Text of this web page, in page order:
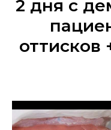
2 дня с
оттисков